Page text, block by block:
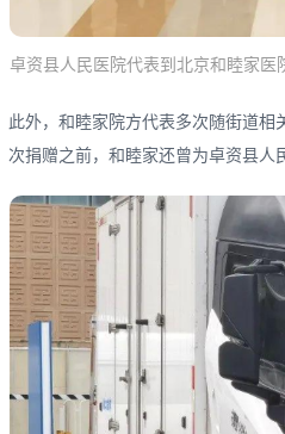
卓资县人民医院代表到北京和睦家医
此外，和睦家院方代表多次随街道
次捐赠之前，和睦家还曾为卓资县人